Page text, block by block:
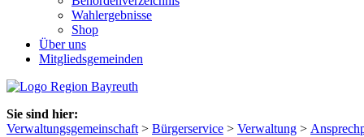
Wahlergebnisse
Shop
Über uns
Mitgliedsgemeinden
Sie sind hier:
Verwaltungsgemeinschaft > Bürgerservice > Verwaltung >